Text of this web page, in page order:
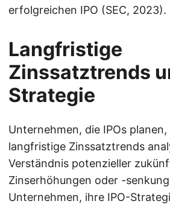
erfolgreichen IPO (SEC, 2023).
Langfristige
Zinssatztrends
Strategie
Unternehmen, die IPOs planen,
langfristige Zinssatztrends
Verständnis potenzieller
Zinserhöhungen oder -
Unternehmen, ihre IPO-